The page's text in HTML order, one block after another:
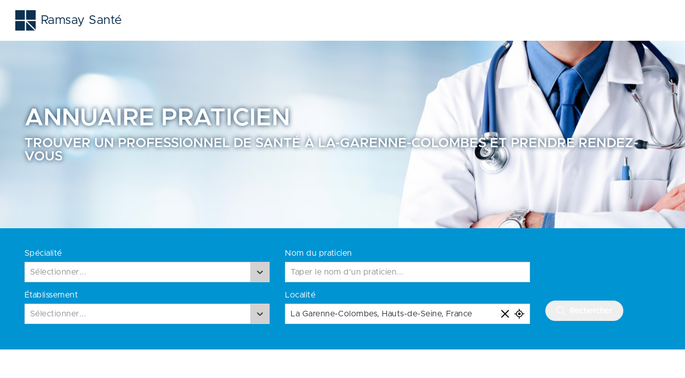
Ramsay Santé
ANNUAIRE PRATICIEN
TROUVER UN PROFESSIONNEL DE SANTÉ À LA-GARENNE-COLOMBES ET PRENDRE RENDEZ-
VOUS
Spécialité
Sélectionner...
Nom du praticien
Établissement
Sélectionner...
Localité